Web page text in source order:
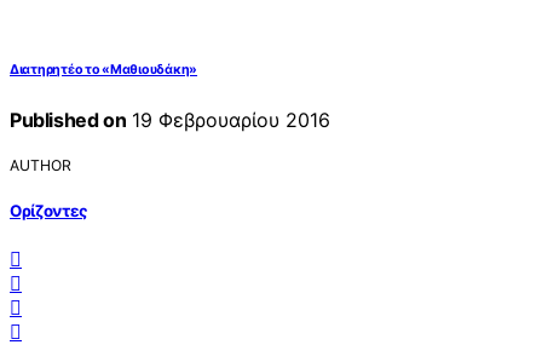
Διατηρητέο το «Μαθιουδάκη»
Published on 19 Φεβρουαρίου 2016
AUTHOR
Ορίζοντες